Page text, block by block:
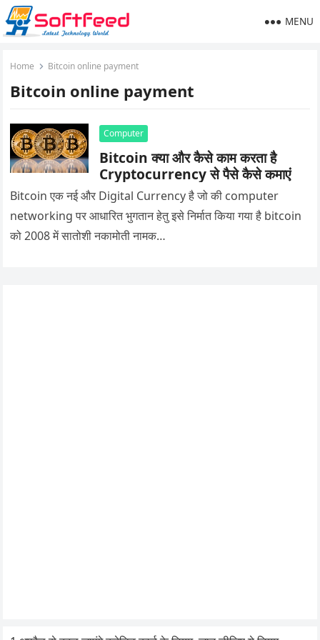
MENU
Home Bitcoin online payment
Bitcoin online payment
Computer
Bitcoin क्या और कैसे काम करता है
Cryptocurrency से पैसे कैसे कमाएं
Bitcoin एक नई और Digital Currency है जो की computer
networking पर आधारित भुगतान हेतु इसे निर्मात किया गया है bitcoin
को 2008 में सातोशी नकामोती नामक…